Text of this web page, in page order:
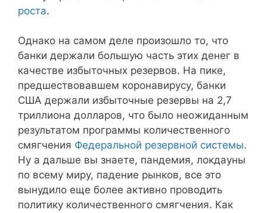
роста.
Однако на самом деле произошло то, что
банки держали большую часть этих денег в
качестве избыточных резервов. На пике,
предшествовавшем коронавирусу, банки
США держали избыточные резервы на 2,7
триллиона долларов, что было неожиданным
результатом программы количественного
смягчения Федеральной резервной системы.
Ну а дальше вы знаете, пандемия, локдауны
по всему миру, падение рынков, все это
вынудило еще более активно проводить
политику количественного смягчения. Как